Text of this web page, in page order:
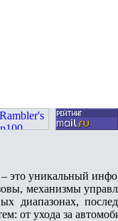
это уникальный
механизмы
диапазонах,
от ухода за